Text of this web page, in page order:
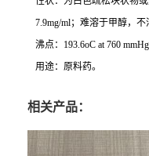
7.9mg/ml；难溶于甲醇，不
沸点：193.6oC at 760 mmHg
用途：原料药。
相关产品：